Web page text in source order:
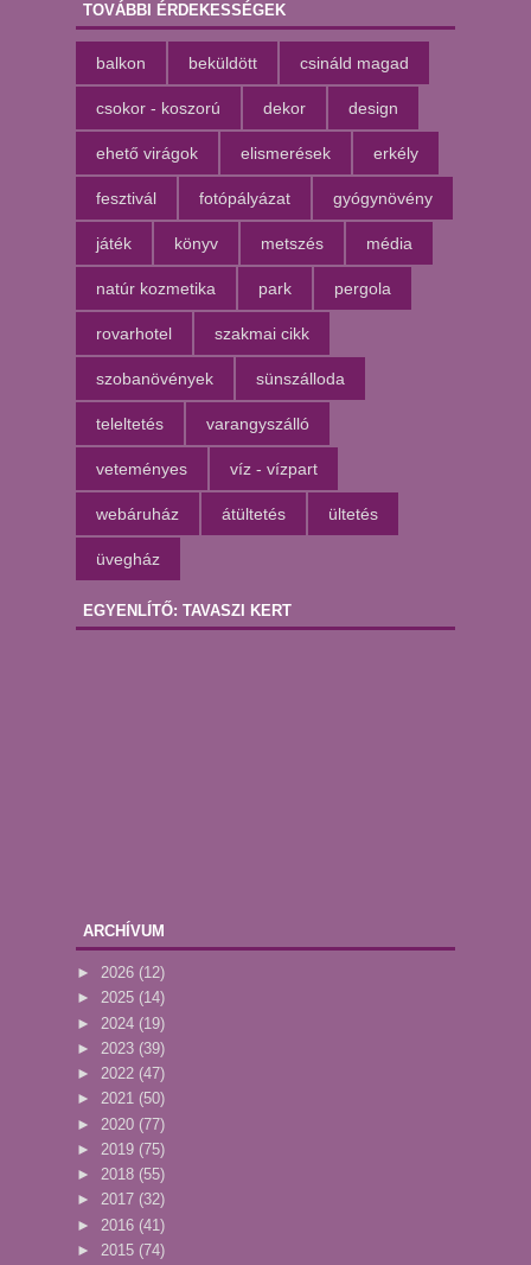
TOVÁBBI ÉRDEKESSÉGEK
balkon beküldött csináld magad
csokor - koszorú dekor design
ehető virágok elismerések erkély
fesztivál fotópályázat gyógynövény
játék könyv metszés média
natúr kozmetika park pergola
rovarhotel szakmai cikk
szobanövények sünszálloda
teleltetés varangyszálló
veteményes víz - vízpart
webáruház átültetés ültetés
üvegház
EGYENLÍTŐ: TAVASZI KERT
ARCHÍVUM
► 2026 (12)
► 2025 (14)
► 2024 (19)
► 2023 (39)
► 2022 (47)
► 2021 (50)
► 2020 (77)
► 2019 (75)
► 2018 (55)
► 2017 (32)
► 2016 (41)
► 2015 (74)